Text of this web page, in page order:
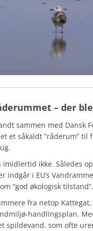
– der
sammen med Dansk
et såkaldt ”råderum” til
imidlertid ikke. Således
indgår i EU’s
“god økologisk tilstand”.
fra netop Kattegat,
handlingsplan.
spildevand, som ofte